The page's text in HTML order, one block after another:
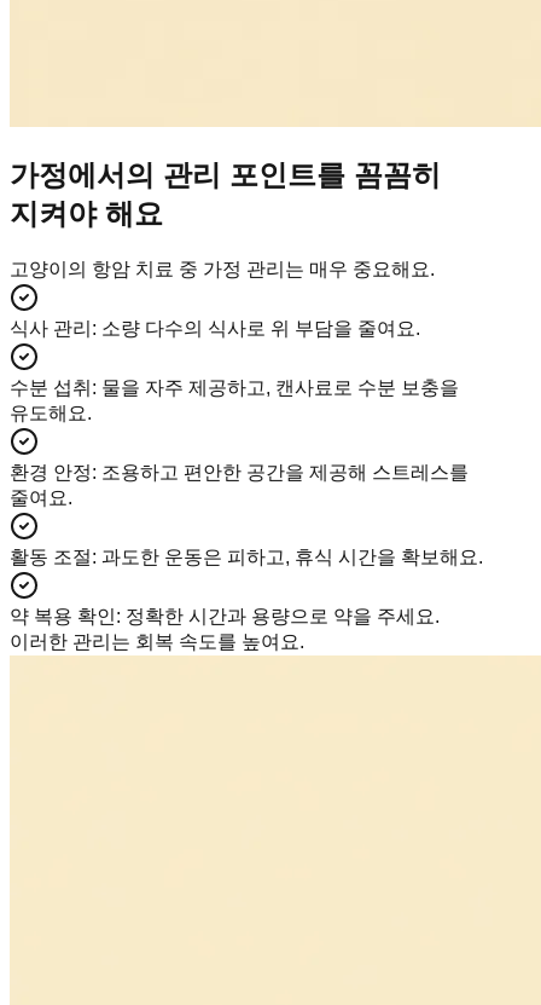
가정에서의 관리 포인트를 꼼꼼히
지켜야 해요
고양이의 항암 치료 중 가정 관리는 매우 중요해요.
식사 관리 : 소량 다수의 식사로 위 부담을 줄여요.
수분 섭취 : 물을 자주 제공하고, 캔사료로 수분 보충을
유도해요.
환경 안정: 조용하고 편안한 공간을 제공해 스트레스를
줄여요.
활동 조절: 과도한 운동은 피하고, 휴식 시간을 확보해요.
약 복용 확인: 정확한 시간과 용량으로 약을 주세요.
이러한 관리는 회복 속도를 높여요.